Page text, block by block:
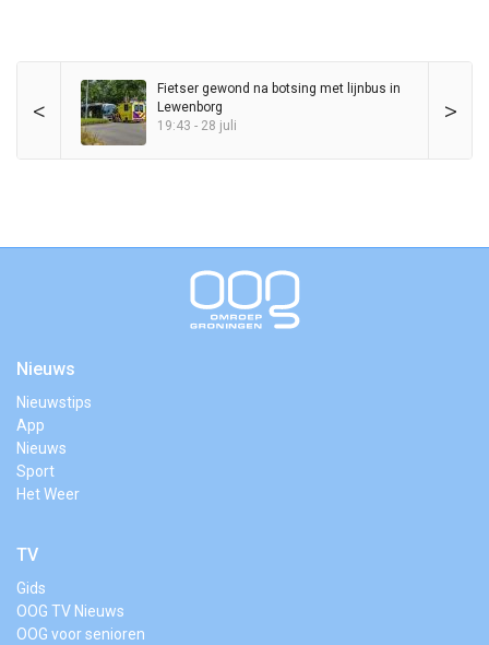
< >
Fietser gewond na botsing met lijnbus in
Lewenborg
19:43 - 28 juli
Nieuws
Nieuwstips
App
Nieuws
Sport
Het Weer
TV
Gids
OOG TV Nieuws
OOG voor senioren